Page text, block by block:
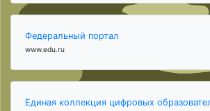
Федеральный портал
www.edu.ru
Единая коллекция цифровых